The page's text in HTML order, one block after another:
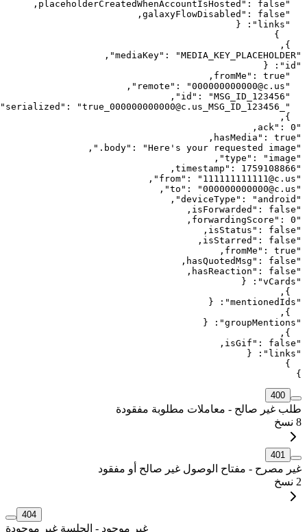
"
placeholderCreatedWhenAccountIsHosted " : false
,
"
galaxyFlowDisabled " : false
,
"
links
"
:
{
}
}
,
"
mediaKey" : "MEDIA_KEY_PLACEHOLDER
"
,
"
id
"
:
{
"
fromMe " : true
,
"
remote " : "000000000000@c.us
"
,
"
id " : "MSG_ID_123456
"
,
"
" : "true_000000000000@c.us_MSG_ID_123456
"
}
,
"
ack " : 0
,
"
hasMedia " : true
,
"
body" : "Here's your requested image.
"
,
"
type " : " image
"
,
"
timestamp " : 1759108866
,
"
from" : " 111111111111@c.us
"
,
"
to " : "000000000000@c.us
"
,
"
deviceType " : " android
"
,
"
isForwarded " : false
,
"
forwardingScore " : 0
,
"
isStatus " : false
,
"
isStarred " : false
,
"
fromMe " : true
,
"
hasQuotedMsg " : false
,
"
hasReaction " : false
,
"
vCards
"
:
{
}
,
"
mentionedIds
"
:
{
}
,
"
groupMentions
"
:
{
}
,
"
isGif " : false
,
"
links
"
:
{
}
}
400
طلب غير صالح - معاملات مطلوبة مفقودة
8 نسخ
401
غير مصرح - مفتاح الوصول غير صالح أو مفقود
2 نسخ
404
غير موجود - الجلسة غير موجودة